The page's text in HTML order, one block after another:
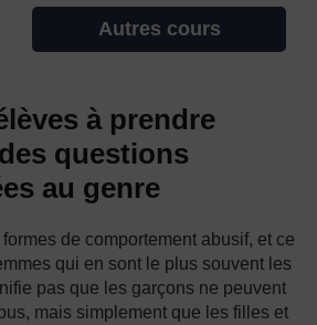
Autres cours
à prendre
questions
au genre
formes de comportement abusif, et ce
qui en sont le plus souvent les
pas que les garçons ne peuvent
mais simplement que les filles et